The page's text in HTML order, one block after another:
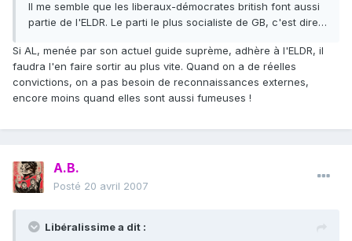
Il me semble que les liberaux-démocrates british font aussi
partie de l'ELDR. Le parti le plus socialiste de GB, c'est dire…
Si AL, menée par son actuel guide suprème, adhère à l'ELDR, il
faudra l'en faire sortir au plus vite. Quand on a de réelles
convictions, on a pas besoin de reconnaissances externes,
encore moins quand elles sont aussi fumeuses !
A.B.
Posté 20 avril 2007
Libéralissime a dit :